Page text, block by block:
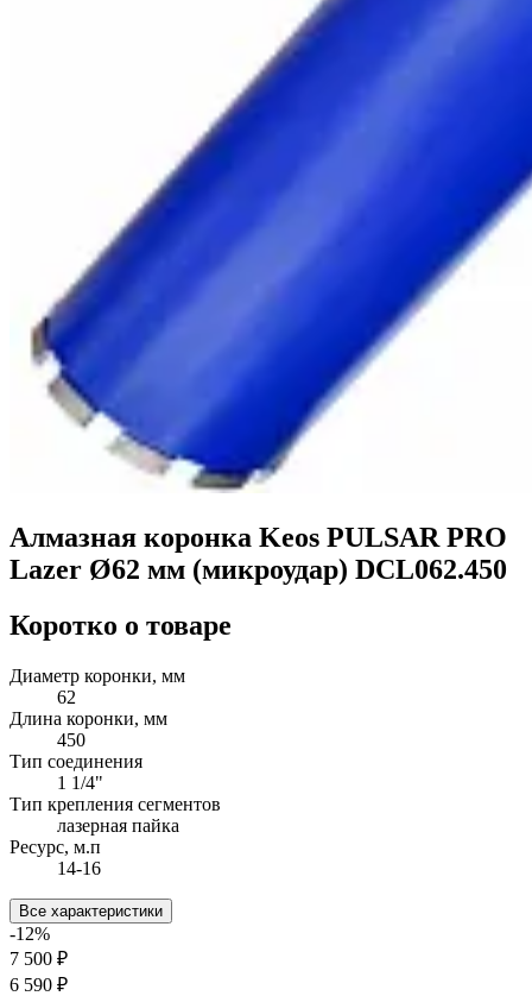
Алмазная коронка Keos PULSAR PRO
Lazer Ø62 мм (микроудар) DCL062.450
Коротко о товаре
Диаметр коронки, мм
62
Длина коронки, мм
450
Тип соединения
1 1/4"
Тип крепления сегментов
лазерная пайка
Ресурс, м.п
14-16
Все характеристики
-12%
7 500 ₽
6 590 ₽